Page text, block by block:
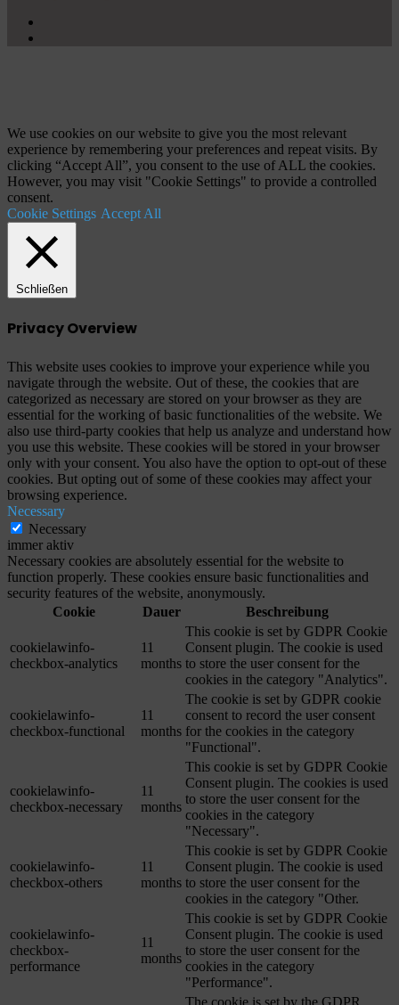
We use cookies on our website to give you the most relevant
experience by remembering your preferences and repeat visits. By
clicking “Accept All”, you consent to the use of ALL the cookies.
However, you may visit "Cookie Settings" to provide a controlled
consent.
Cookie Settings Accept All
Schließen
Privacy Overview
This website uses cookies to improve your experience while you
navigate through the website. Out of these, the cookies that are
categorized as necessary are stored on your browser as they are
essential for the working of basic functionalities of the website. We
also use third-party cookies that help us analyze and understand how
you use this website. These cookies will be stored in your browser
only with your consent. You also have the option to opt-out of these
cookies. But opting out of some of these cookies may affect your
browsing experience.
Necessary
Necessary
immer aktiv
Necessary cookies are absolutely essential for the website to
function properly. These cookies ensure basic functionalities and
security features of the website, anonymously.
Cookie
Dauer Beschreibung
cookielawinfo-
checkbox-analytics
11
months
This cookie is set by GDPR Cookie
Consent plugin. The cookie is used
to store the user consent for the
cookies in the category "Analytics".
cookielawinfo-
checkbox-functional
11
months
The cookie is set by GDPR cookie
consent to record the user consent
for the cookies in the category
"Functional".
cookielawinfo-
checkbox-necessary
11
months
This cookie is set by GDPR Cookie
Consent plugin. The cookies is used
to store the user consent for the
cookies in the category
"Necessary".
cookielawinfo-
checkbox-others
11
months
This cookie is set by GDPR Cookie
Consent plugin. The cookie is used
to store the user consent for the
cookies in the category "Other.
cookielawinfo-
checkbox-
performance
11
months
This cookie is set by GDPR Cookie
Consent plugin. The cookie is used
to store the user consent for the
cookies in the category
"Performance".
The cookie is set by the GDPR